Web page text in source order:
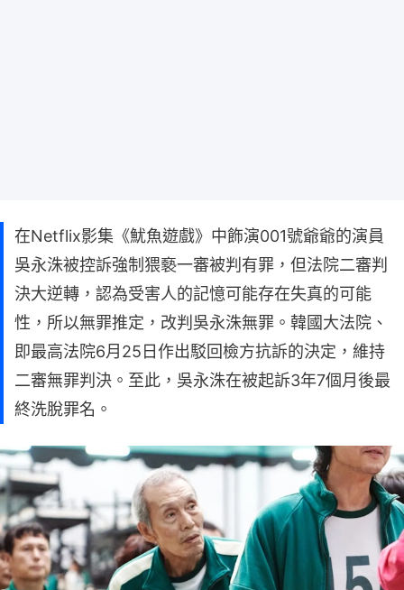
在Netflix影集《魷魚遊戲》中飾演001號爺爺的演員
吳永洙被控訴強制猥褻一審被判有罪，但法院二審判
決大逆轉，認為受害人的記憶可能存在失真的可能
性，所以無罪推定，改判吳永洙無罪。韓國大法院、
即最高法院6月25日作出駁回檢方抗訴的決定，維持
二審無罪判決。至此，吳永洙在被起訴3年7個月後最
終洗脫罪名。